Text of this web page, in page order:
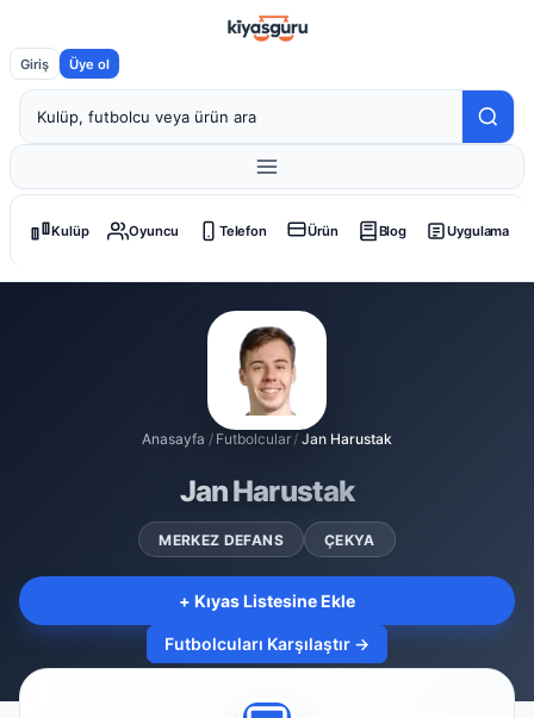
Giriş Üye ol
Kulüp Oyuncu Telefon Ürün Blog Uygulama
Anasayfa / Futbolcular / Jan Harustak
Jan Harustak
MERKEZ DEFANS ÇEKYA
+ Kıyas Listesine Ekle
Futbolcuları Karşılaştır →